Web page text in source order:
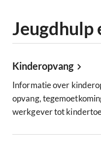
Jeugdhulp
Kinderopvang
Informatie over
opvang,
werkgever tot